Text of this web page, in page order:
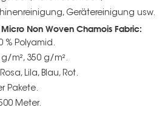
Gerätereinigung usw.
Non Woven Chamois Fabric:
% Polyamid.
m², 350 g/m².
Lila, Blau, Rot.
Pakete.
Meter.